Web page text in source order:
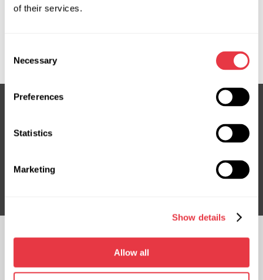
of their services.
Selection
Necessary
Preferences
Statistics
Marketing
Show details
Allow all
MS3501518C, 46536841, 51832917, FI707R, JCR124
Suscríbete a nuestro boletín
Suscribirse
NOSOTROS